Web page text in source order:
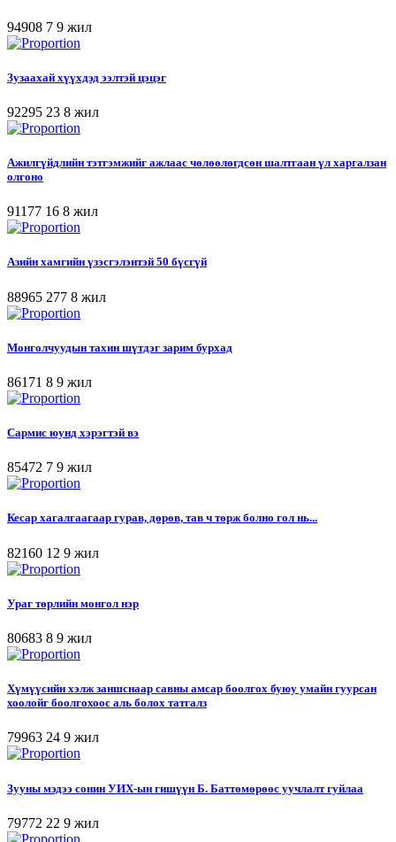
94908 7 9 жил
Зузаахай хүүхдэд ээлтэй цэцэг
92295 23 8 жил
Ажилгүйдлийн тэтгэмжийг ажлаас чөлөөлөгдсөн шалтгаан үл харгалзан
олгоно
91177 16 8 жил
Азийн хамгийн үзэсгэлэнтэй 50 бүсгүй
88965 277 8 жил
Монголчуудын тахин шүтдэг зарим бурхад
86171 8 9 жил
Сармис юунд хэрэгтэй вэ
85472 7 9 жил
Кесар хагалгаагаар гурав, дөрөв, тав ч төрж болно гол нь...
82160 12 9 жил
Ураг төрлийн монгол нэр
80683 8 9 жил
Хүмүүсийн хэлж заншснаар савны амсар боолгох буюу умайн гуурсан
хоолойг боолгохоос аль болох татгалз
79963 24 9 жил
Зууны мэдээ сонин УИХ-ын гишүүн Б. Баттөмөрөөс уучлалт гуйлаа
79772 22 9 жил